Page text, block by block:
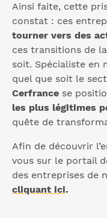
Ainsi faite, cette
constat : ces
tourner vers des
ces transitions de
soit. Spécialiste en
quel que soit le
Cerfrance se
les plus légitimes
quête de
Afin de découvrir
vous sur le portail
des entreprises de
cliquant ici.